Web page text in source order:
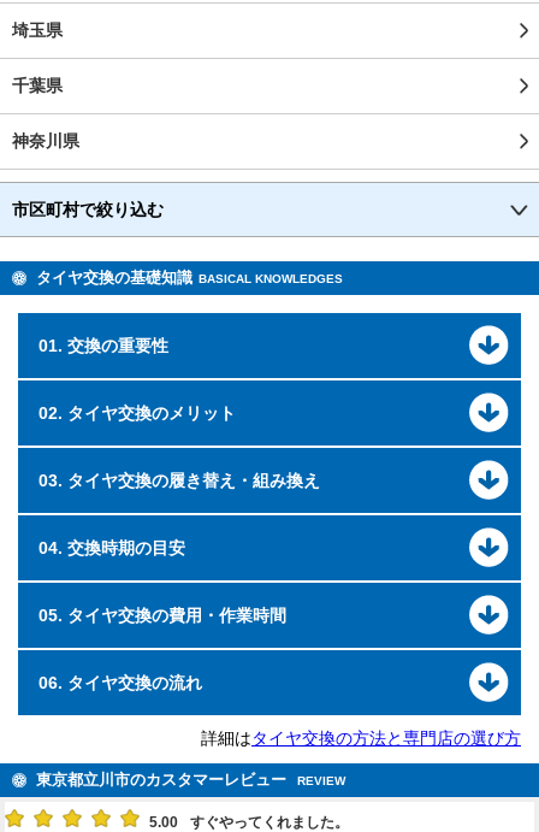
埼玉県
千葉県
神奈川県
市区町村で絞り込む
タイヤ交換の基礎知識 BASICAL KNOWLEDGES
01. 交換の重要性
02. タイヤ交換のメリット
03. タイヤ交換の履き替え・組み換え
04. 交換時期の目安
05. タイヤ交換の費用・作業時間
06. タイヤ交換の流れ
詳細はタイヤ交換の方法と専門店の選び方
東京都立川市のカスタマーレビュー REVIEW
5.00 すぐやってくれました。